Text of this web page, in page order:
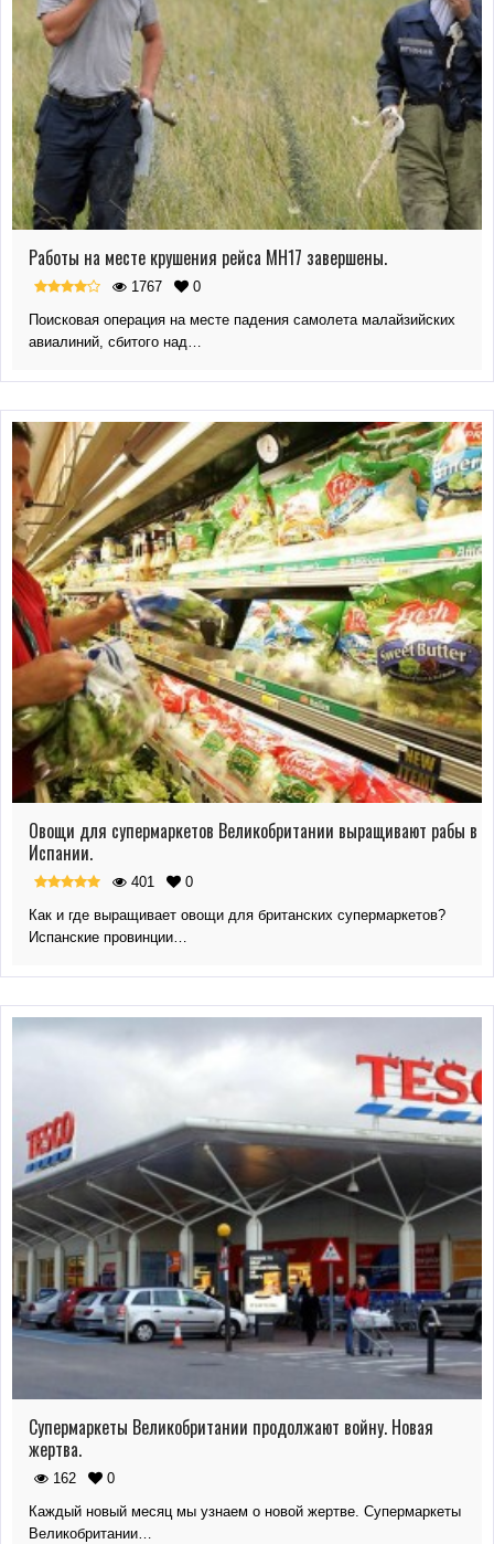
Работы на месте крушения рейса MH17 завершены.
1767
0
Поисковая операция на месте падения самолета малайзийских
авиалиний, сбитого над…
Овощи для супермаркетов Великобритании выращивают рабы в
Испании.
401
0
Как и где выращивает овощи для британских супермаркетов?
Испанские провинции…
Супермаркеты Великобритании продолжают войну. Новая
жертва.
162
0
Каждый новый месяц мы узнаем о новой жертве. Супермаркеты
Великобритании…